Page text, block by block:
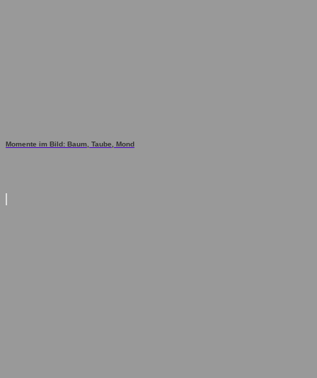
Momente im Bild: Baum, Taube, Mond